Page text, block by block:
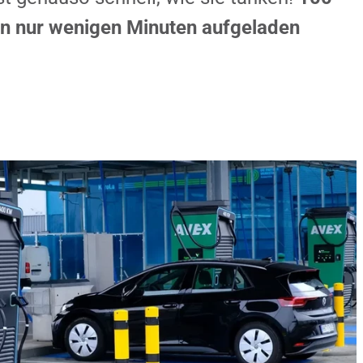
nur wenigen Minuten aufgeladen
für Pkw und Lkw
Schnellladelösungen: Vier
acht Anschlüssen bieten